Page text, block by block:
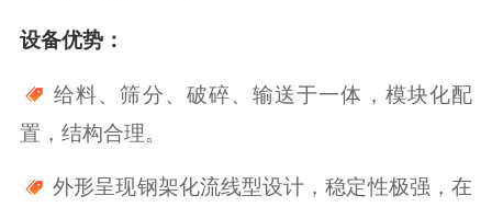
设备优势：
给料、筛分、破碎、输送于一体，模块化配
置，结构合理。
外形呈现钢架化流线型设计，稳定性极强，在